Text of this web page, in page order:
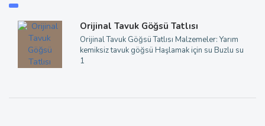
Orijinal Tavuk Göğsü Tatlısı
Orijinal Tavuk Göğsü Tatlısı Malzemeler: Yarım
kemiksiz tavuk göğsü Haşlamak için su Buzlu su
1